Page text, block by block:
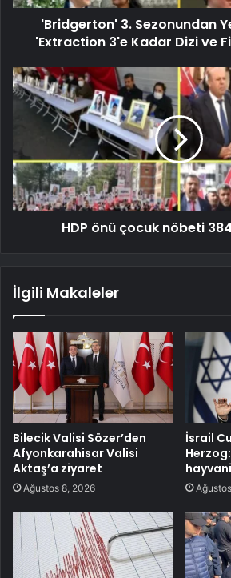
'Bridgerton' 3. Sezonundan
'Extraction 3'e Kadar Dizi ve
HDP önü çocuk nöbeti
İlgili Makaleler
Bilecik Valisi Sözer’den
Afyonkarahisar Valisi
Aktaş’a ziyaret
Ağustos 8, 2026
İsrail